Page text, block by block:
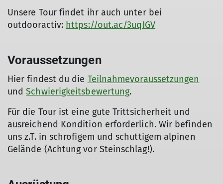
Unsere Tour findet ihr auch unter bei
outdooractiv: https://out.ac/3uqIGV
Voraussetzungen
Hier findest du die Teilnahmevoraussetzungen
undSchwierigkeitsbewertung.
Für die Tour ist eine gute Trittsicherheit und
ausreichend Kondition erforderlich. Wir befinden
uns z.T. in schrofigem und schuttigem alpinen
Gelände (Achtung vor Steinschlag!).